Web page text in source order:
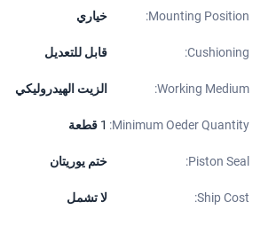
Mounting Position: خياري
Cushioning: قابل للتعديل
Working Medium: الزيت الهيدروليكي
Minimum Oeder Quantity: 1 قطعة
Piston Seal: ختم يوريتان
Ship Cost: لا تشمل